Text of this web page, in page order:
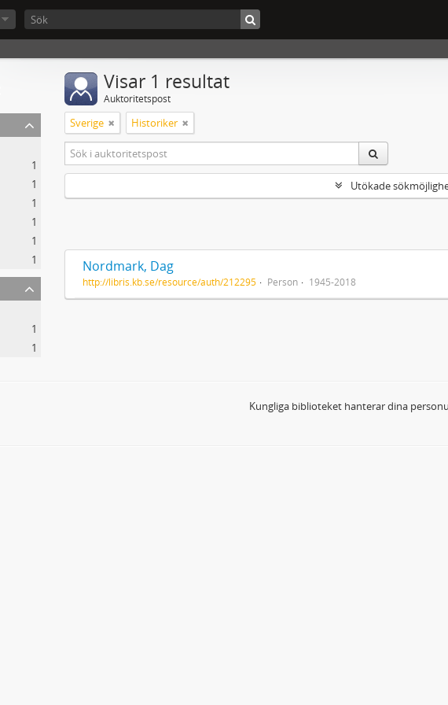
1
1
1
1
1
1
1
1
Visar 1 resultat
Auktoritetspost
Sverige Historiker
Utökade
Nordmark, Dag
http://libris.kb.se/resource/auth/212295 Person 1945-2018
Kungliga biblioteket hanterar dina